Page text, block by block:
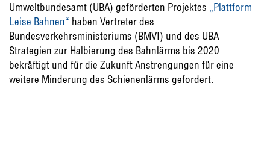
Umweltbundesamt (UBA) geförderten Projektes „Plattform
Leise Bahnen“ haben Vertreter des
Bundesverkehrsministeriums (BMVI) und des UBA
Strategien zur Halbierung des Bahnlärms bis 2020
bekräftigt und für die Zukunft Anstrengungen für eine
weitere Minderung des Schienenlärms gefordert.